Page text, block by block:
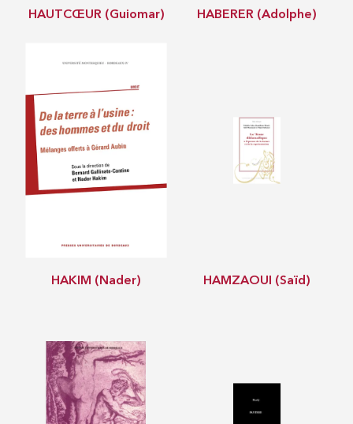
HAUTCŒUR (Guiomar) HABERER (Adolphe)
HAKIM (Nader) HAMZAOUI (Saïd)